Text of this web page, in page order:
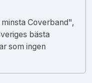
Coverband",
bästa
som ingen